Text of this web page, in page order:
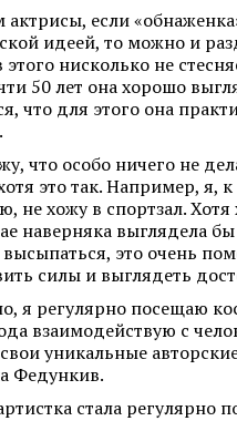
актрисы, если
идеей, то можно и
нисколько не
50 лет она хорошо
что для этого она
что особо ничего не
это так. Например, я,
не хожу в спортзал. Хотя
наверняка выглядела
это очень
силы и выглядеть
я регулярно посещаю
взаимодействую с
уникальные
Федункив.
стала регулярно